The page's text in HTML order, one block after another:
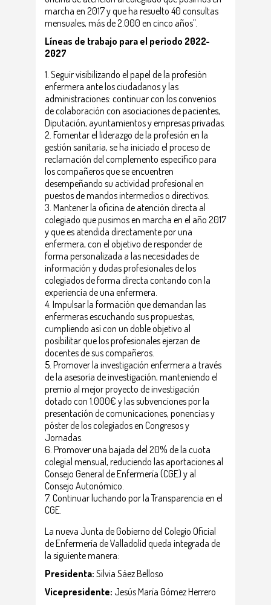
marcha en 2017 y que ha resuelto 40 consultas
mensuales, más de 2.000 en cinco años”.
Líneas de trabajo para el periodo 2022-
2027
Seguir visibilizando el papel de la profesión
enfermera ante los ciudadanos y las
administraciones: continuar con los convenios
de colaboración con asociaciones de pacientes,
Diputación, ayuntamientos y empresas privadas.
Fomentar el liderazgo de la profesión en la
gestión sanitaria, se ha iniciado el proceso de
reclamación del complemento específico para
los compañeros que se encuentren
desempeñando su actividad profesional en
puestos de mandos intermedios o directivos.
Mantener la oficina de atención directa al
colegiado que pusimos en marcha en el año 2017
y que es atendida directamente por una
enfermera, con el objetivo de responder de
forma personalizada a las necesidades de
información y dudas profesionales de los
colegiados de forma directa contando con la
experiencia de una enfermera.
Impulsar la formación que demandan las
enfermeras escuchando sus propuestas,
cumpliendo así con un doble objetivo al
posibilitar que los profesionales ejerzan de
docentes de sus compañeros.
Promover la investigación enfermera a través
de la asesoría de investigación, manteniendo el
premio al mejor proyecto de investigación
dotado con 1.000€ y las subvenciones por la
presentación de comunicaciones, ponencias y
póster de los colegiados en Congresos y
Jornadas.
Promover una bajada del 20% de la cuota
colegial mensual, reduciendo las aportaciones al
Consejo General de Enfermería (CGE) y al
Consejo Autonómico.
Continuar luchando por la Transparencia en el
CGE.
La nueva Junta de Gobierno del Colegio Oficial
de Enfermería de Valladolid queda integrada de
la siguiente manera:
Presidenta: Silvia Sáez Belloso
Vicepresidente: Jesús María Gómez Herrero